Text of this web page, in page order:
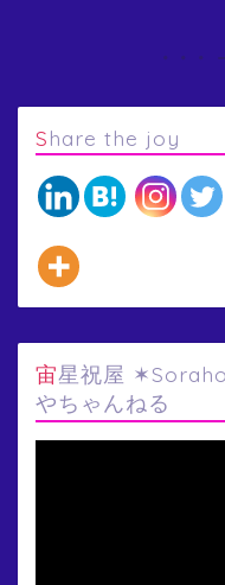
Share the joy
宙星祝屋 ✶Sorahogi-ya✶ Channel そらほぎ
やちゃんねる